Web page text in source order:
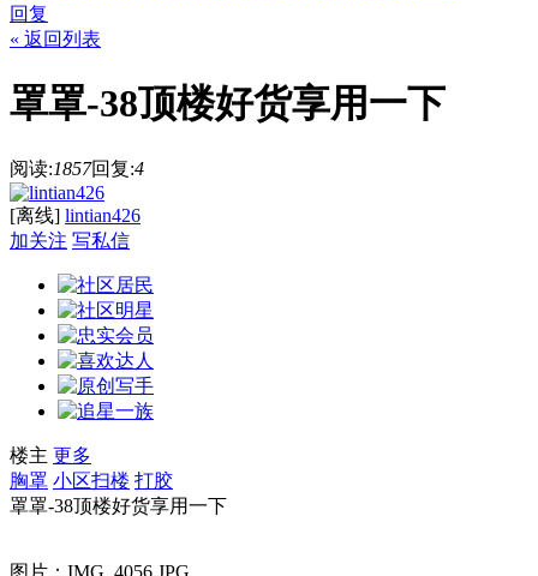
回复
« 返回列表
罩罩-38顶楼好货享用一下
阅读:1857回复:4
[离线] lintian426
加关注 写私信
楼主 更多
胸罩 小区扫楼 打胶
罩罩-38顶楼好货享用一下
图片：IMG_4056.JPG